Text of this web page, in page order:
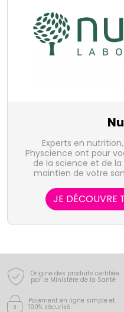
Experts en
Physcience ont pour
de la science et de
maintien de votre
JE DÉCOUVRE
Origine des produits certifiée
par le Ministère de la Santé
Paiement en ligne simple et
100% sécurisé